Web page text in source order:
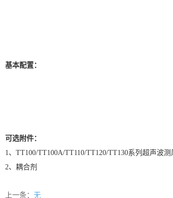
基本配置：
可选附件：
1、TT100/TT100A/TT110/TT120/TT130系列超声波
2、耦合剂
上一条： 无